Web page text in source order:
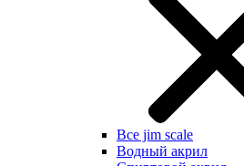
Все jim scale
Водный акрил